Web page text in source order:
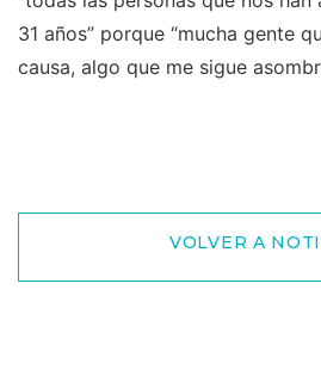
31 años” porque “mucha gente
causa, algo que me sigue
VOLVER A